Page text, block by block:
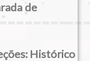
de
Histórico